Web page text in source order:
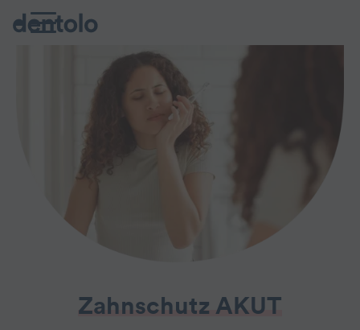
Zahnschutz AKUT